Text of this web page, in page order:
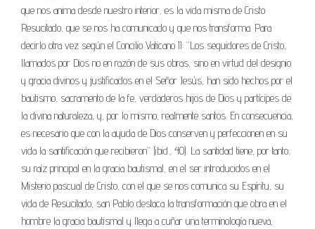
que nos anima desde nuestro interior, es la vida misma de Cristo
Resucitado, que se nos ha comunicado y que nos transforma. Para
decirlo otra vez según el Concilio Vaticano II: “Los seguidores de Cristo,
llamados por Dios no en razón de sus obras, sino en virtud del designio
y gracia divinos y justificados en el Señor Jesús, han sido hechos por el
bautismo, sacramento de la fe, verdaderos hijos de Dios y partícipes de
la divina naturaleza, y, por lo mismo, realmente santos. En consecuencia,
es necesario que con la ayuda de Dios conserven y perfeccionen en su
vida la santificación que recibieron” (ibid., 40). La santidad tiene, por tanto,
su raíz principal en la gracia bautismal, en el ser introducidos en el
Misterio pascual de Cristo, con el que se nos comunica su Espíritu, su
vida de Resucitado, san Pablo destaca la transformación que obra en el
hombre la gracia bautismal y llega a cuñar una terminología nueva,